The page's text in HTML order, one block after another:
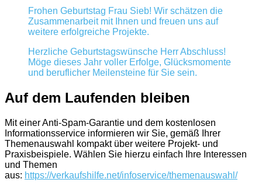
Frohen Geburtstag Frau Sieb! Wir schätzen die
Zusammenarbeit mit Ihnen und freuen uns auf
weitere erfolgreiche Projekte.
Herzliche Geburtstagswünsche Herr Abschluss!
Möge dieses Jahr voller Erfolge, Glücksmomente
und beruflicher Meilensteine für Sie sein.
Auf dem Laufenden bleiben
Mit einer Anti-Spam-Garantie und dem kostenlosen
Informationsservice informieren wir Sie, gemäß Ihrer
Themenauswahl kompakt über weitere Projekt- und
Praxisbeispiele. Wählen Sie hierzu einfach Ihre Interessen
und Themen
aus: https://verkaufshilfe.net/infoservice/themenauswahl/